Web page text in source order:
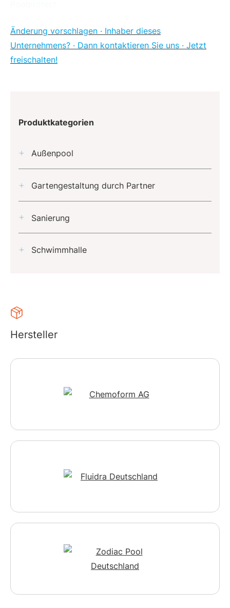
Änderung vorschlagen · Inhaber dieses
Unternehmens? · Dann kontaktieren Sie uns · Jetzt
freischalten!
Produktkategorien
Außenpool
Gartengestaltung durch Partner
Sanierung
Schwimmhalle
Hersteller